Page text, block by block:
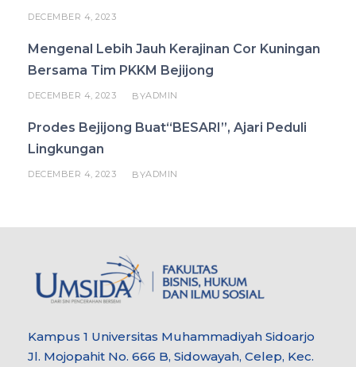
DECEMBER 4, 2023
Mengenal Lebih Jauh Kerajinan Cor Kuningan
Bersama Tim PKKM Bejijong
DECEMBER 4, 2023 BYADMIN
Prodes Bejijong Buat“BESARI”, Ajari Peduli
Lingkungan
DECEMBER 4, 2023 BYADMIN
Kampus 1 Universitas Muhammadiyah Sidoarjo
Jl. Mojopahit No. 666 B, Sidowayah, Celep, Kec.